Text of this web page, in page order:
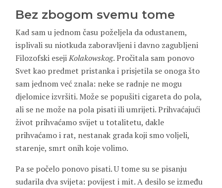
Bez zbogom svemu tome
Kad sam u jednom času poželjela da odustanem,
isplivali su niotkuda zaboravljeni i davno zagubljeni
Filozofski esejiKolakowskog. Pročitala sam ponovo
Svet kao predmet pristanka i prisjetila se onoga što
sam jednom već znala: neke se radnje ne mogu
djelomice izvršiti. Može se popušiti cigareta do pola,
ali se ne može na pola pisati ili umrijeti. Prihvaćajući
život prihvaćamo svijet u totalitetu, dakle
prihvaćamo i rat, nestanak grada koji smo voljeli,
starenje, smrt onih koje volimo.
Pa se počelo ponovo pisati. U tome su se pisanju
sudarila dva svijeta: povijest i mit. A desilo se između